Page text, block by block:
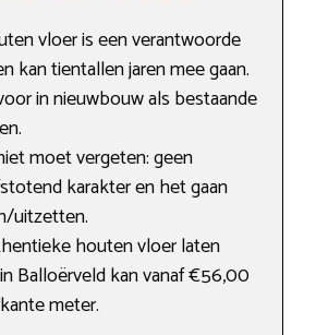
vloer is een verantwoorde
kan tientallen jaren mee gaan.
in nieuwbouw als bestaande
moet vergeten: geen
karakter en het gaan
uitzetten.
houten vloer laten
Balloërveld kan vanaf €56,00
meter.